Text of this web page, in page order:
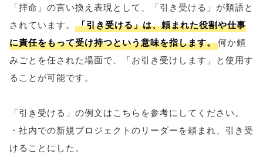
「拝命」の言い換え表現として、「引き受ける」が類語と
されています。
「引き受ける」は、頼まれた役割や仕事
に責任をもって受け持つという意味を指します。何か頼
みごとを任された場面で、「お引き受けします」と使用す
ることが可能です。
「引き受ける」の例文はこちらを参考にしてください。
・社内での新規プロジェクトのリーダーを頼まれ、引き受
けることにした。